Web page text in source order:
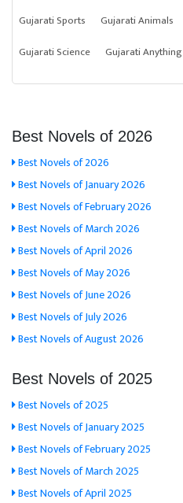
Gujarati Sports
Gujarati Animals
Gujarati Science
Gujarati Anything
Best Novels of 2026
Best Novels of 2026
Best Novels of January 2026
Best Novels of February 2026
Best Novels of March 2026
Best Novels of April 2026
Best Novels of May 2026
Best Novels of June 2026
Best Novels of July 2026
Best Novels of August 2026
Best Novels of 2025
Best Novels of 2025
Best Novels of January 2025
Best Novels of February 2025
Best Novels of March 2025
Best Novels of April 2025